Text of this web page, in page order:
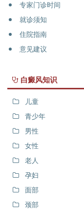
专家门诊时间
就诊须知
住院指南
意见建议
白癜风知识
儿童
青少年
男性
女性
老人
孕妇
面部
颈部